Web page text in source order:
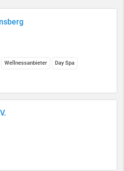
Wellnessanbieter Day Spa